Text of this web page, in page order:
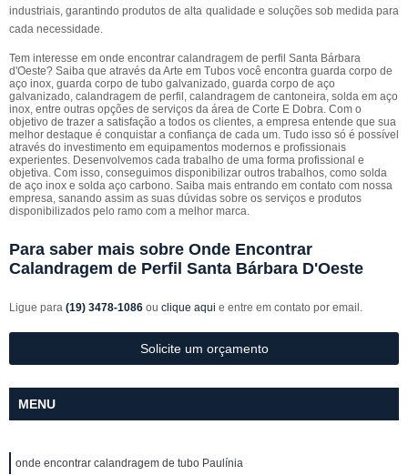
industriais, garantindo produtos de alta qualidade e soluções sob medida para
cada necessidade.
Tem interesse em onde encontrar calandragem de perfil Santa Bárbara
d'Oeste? Saiba que através da Arte em Tubos você encontra guarda corpo de
aço inox, guarda corpo de tubo galvanizado, guarda corpo de aço
galvanizado, calandragem de perfil, calandragem de cantoneira, solda em aço
inox, entre outras opções de serviços da área de Corte E Dobra. Com o
objetivo de trazer a satisfação a todos os clientes, a empresa entende que sua
melhor destaque é conquistar a confiança de cada um. Tudo isso só é possível
através do investimento em equipamentos modernos e profissionais
experientes. Desenvolvemos cada trabalho de uma forma profissional e
objetiva. Com isso, conseguimos disponibilizar outros trabalhos, como solda
de aço inox e solda aço carbono. Saiba mais entrando em contato com nossa
empresa, sanando assim as suas dúvidas sobre os serviços e produtos
disponibilizados pelo ramo com a melhor marca.
Para saber mais sobre Onde Encontrar
Calandragem de Perfil Santa Bárbara D'Oeste
Ligue para (19) 3478-1086 ou clique aqui e entre em contato por email.
Solicite um orçamento
MENU
onde encontrar calandragem de tubo Paulínia